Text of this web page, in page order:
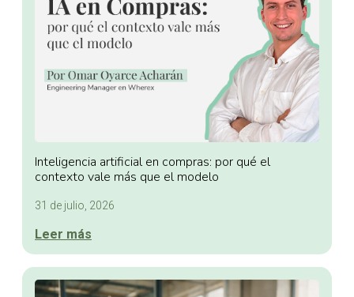
Inteligencia artificial en compras: por qué el
contexto vale más que el modelo
31 de julio, 2026
Leer más